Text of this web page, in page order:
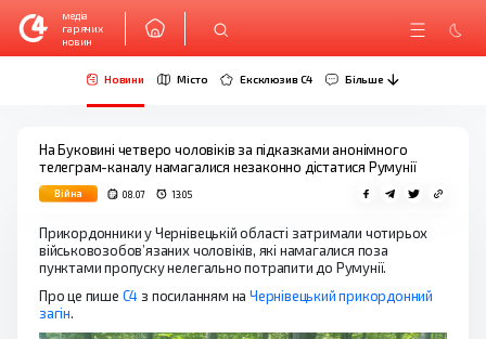
медіа
гарячих
новин
Новини Місто Ексклюзив C4 Більше
На Буковині четверо чоловіків за підказками анонімного
телеграм-каналу намагалися незаконно дістатися Румунії
Війна 08.07 13:05
Прикордонники у Чернівецькій області затримали чотирьох
військовозобов’язаних чоловіків, які намагалися поза
пунктами пропуску нелегально потрапити до Румунії.
Про це пише С4 з посиланням на Чернівецький прикордонний
загін.